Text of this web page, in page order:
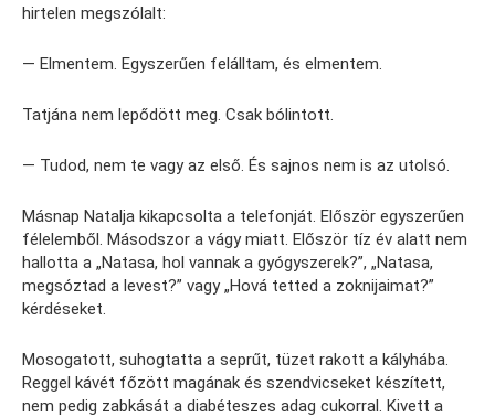
hirtelen megszólalt:
— Elmentem. Egyszerűen felálltam, és elmentem.
Tatjána nem lepődött meg. Csak bólintott.
— Tudod, nem te vagy az első. És sajnos nem is az utolsó.
Másnap Natalja kikapcsolta a telefonját. Először egyszerűen
félelemből. Másodszor a vágy miatt. Először tíz év alatt nem
hallotta a „Natasa, hol vannak a gyógyszerek?”, „Natasa,
megsóztad a levest?” vagy „Hová tetted a zoknijaimat?”
kérdéseket.
Mosogatott, suhogtatta a seprűt, tüzet rakott a kályhába.
Reggel kávét főzött magának és szendvicseket készített,
nem pedig zabkását a diabéteszes adag cukorral. Kivett a